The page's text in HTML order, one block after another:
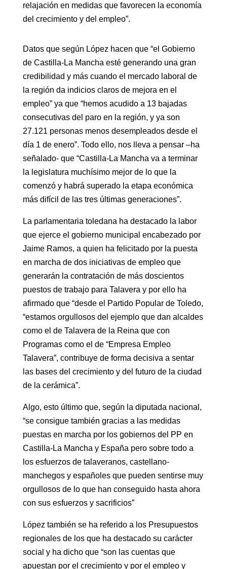
relajación en medidas que favorecen la economía
del crecimiento y del empleo”.
Datos que según López hacen que “el Gobierno
de Castilla-La Mancha esté generando una gran
credibilidad y más cuando el mercado laboral de
la región da indicios claros de mejora en el
empleo” ya que “hemos acudido a 13 bajadas
consecutivas del paro en la región, y ya son
27.121 personas menos desempleados desde el
día 1 de enero”. Todo ello, nos lleva a pensar –ha
señalado- que “Castilla-La Mancha va a terminar
la legislatura muchísimo mejor de lo que la
comenzó y habrá superado la etapa económica
más difícil de las tres últimas generaciones”.
La parlamentaria toledana ha destacado la labor
que ejerce el gobierno municipal encabezado por
Jaime Ramos, a quien ha felicitado por la puesta
en marcha de dos iniciativas de empleo que
generarán la contratación de más doscientos
puestos de trabajo para Talavera y por ello ha
afirmado que “desde el Partido Popular de Toledo,
“estamos orgullosos del ejemplo que dan alcaldes
como el de Talavera de la Reina que con
Programas como el de “Empresa Empleo
Talavera”, contribuye de forma decisiva a sentar
las bases del crecimiento y del futuro de la ciudad
de la cerámica”.
Algo, esto último que, según la diputada nacional,
“se consigue también gracias a las medidas
puestas en marcha por los gobiernos del PP en
Castilla-La Mancha y España pero sobre todo a
los esfuerzos de talaveranos, castellano-
manchegos y españoles que pueden sentirse muy
orgullosos de lo que han conseguido hasta ahora
con sus esfuerzos y sacrificios”
López también se ha referido a los Presupuestos
regionales de los que ha destacado su carácter
social y ha dicho que “son las cuentas que
apuestan por el crecimiento y por el empleo y